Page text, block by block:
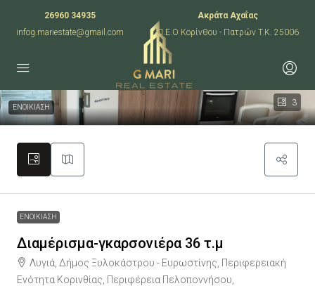
26960 34935
infog.mariestate@gmail.com
Ακράτα Αχαΐας
Π.Ε.Ο Κορίνθου - Πατρών T.K. 25006
3
ΕΝΟΙΚΙΑΣΗ
ΕΝΟΙΚΙΑΣΗ
Διαμέρισμα-γκαρσονιέρα 36 τ.μ
Λυγιά, Δήμος Ξυλοκάστρου - Ευρωστίνης, Περιφερειακή
Ενότητα Κορινθίας, Περιφέρεια Πελοποννήσου,